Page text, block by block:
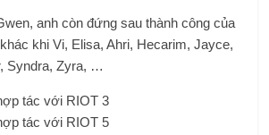
anh còn đứng sau thành công của
khi Vi, Elisa, Ahri, Hecarim, Jayce,
Syndra, Zyra, …